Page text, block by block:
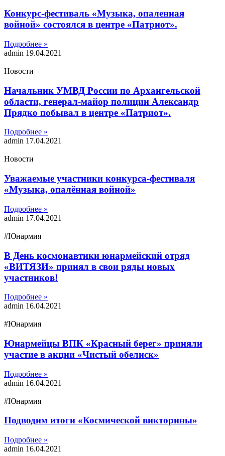
Конкурс-фестиваль «Музыка, опаленная
войной» состоялся в центре «Патриот».
Подробнее »
admin 19.04.2021
Новости
Начальник УМВД России по Архангельской
области, генерал-майор полиции Александр
Прядко побывал в центре «Патриот».
Подробнее »
admin 17.04.2021
Новости
Уважаемые участники конкурса-фестиваля
«Музыка, опалённая войной»
Подробнее »
admin 17.04.2021
#Юнармия
В День космонавтики юнармейский отряд
«ВИТЯЗИ» принял в свои ряды новых
участников!
Подробнее »
admin 16.04.2021
#Юнармия
Юнармейцы ВПК «Красный берег» приняли
участие в акции «Чистый обелиск»
Подробнее »
admin 16.04.2021
#Юнармия
Подводим итоги «Космической викторины»
Подробнее »
admin 16.04.2021